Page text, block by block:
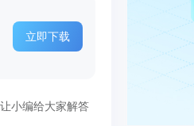
立即下载
小编给大家解答